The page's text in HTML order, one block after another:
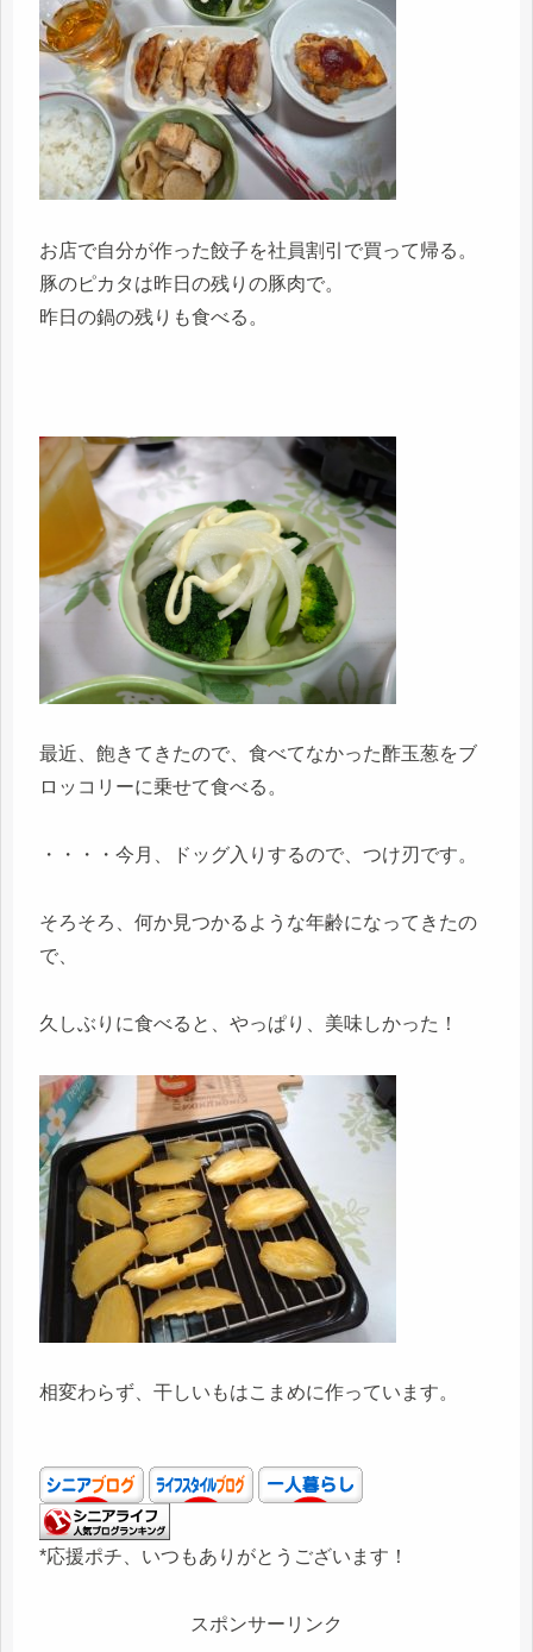
お店で自分が作った餃子を社員割引で買って帰る。
豚のピカタは昨日の残りの豚肉で。
昨日の鍋の残りも食べる。
最近、飽きてきたので、食べてなかった酢玉葱をブ
ロッコリーに乗せて食べる。
・・・・今月、ドッグ入りするので、つけ刃です。
そろそろ、何か見つかるような年齢になってきたの
で、
久しぶりに食べると、やっぱり、美味しかった！
相変わらず、干しいもはこまめに作っています。
*応援ポチ、いつもありがとうございます！
スポンサーリンク